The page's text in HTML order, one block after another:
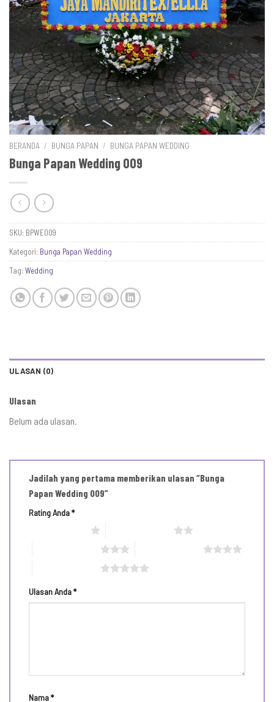
BERANDA / BUNGA PAPAN / BUNGA PAPAN WEDDING
Bunga Papan Wedding 009
SKU: BPWE009
Kategori: Bunga Papan Wedding
Tag: Wedding
ULASAN (0)
Ulasan
Belum ada ulasan.
Jadilah yang pertama memberikan ulasan “Bunga
Papan Wedding 009”
Rating Anda*
Ulasan Anda*
Nama*